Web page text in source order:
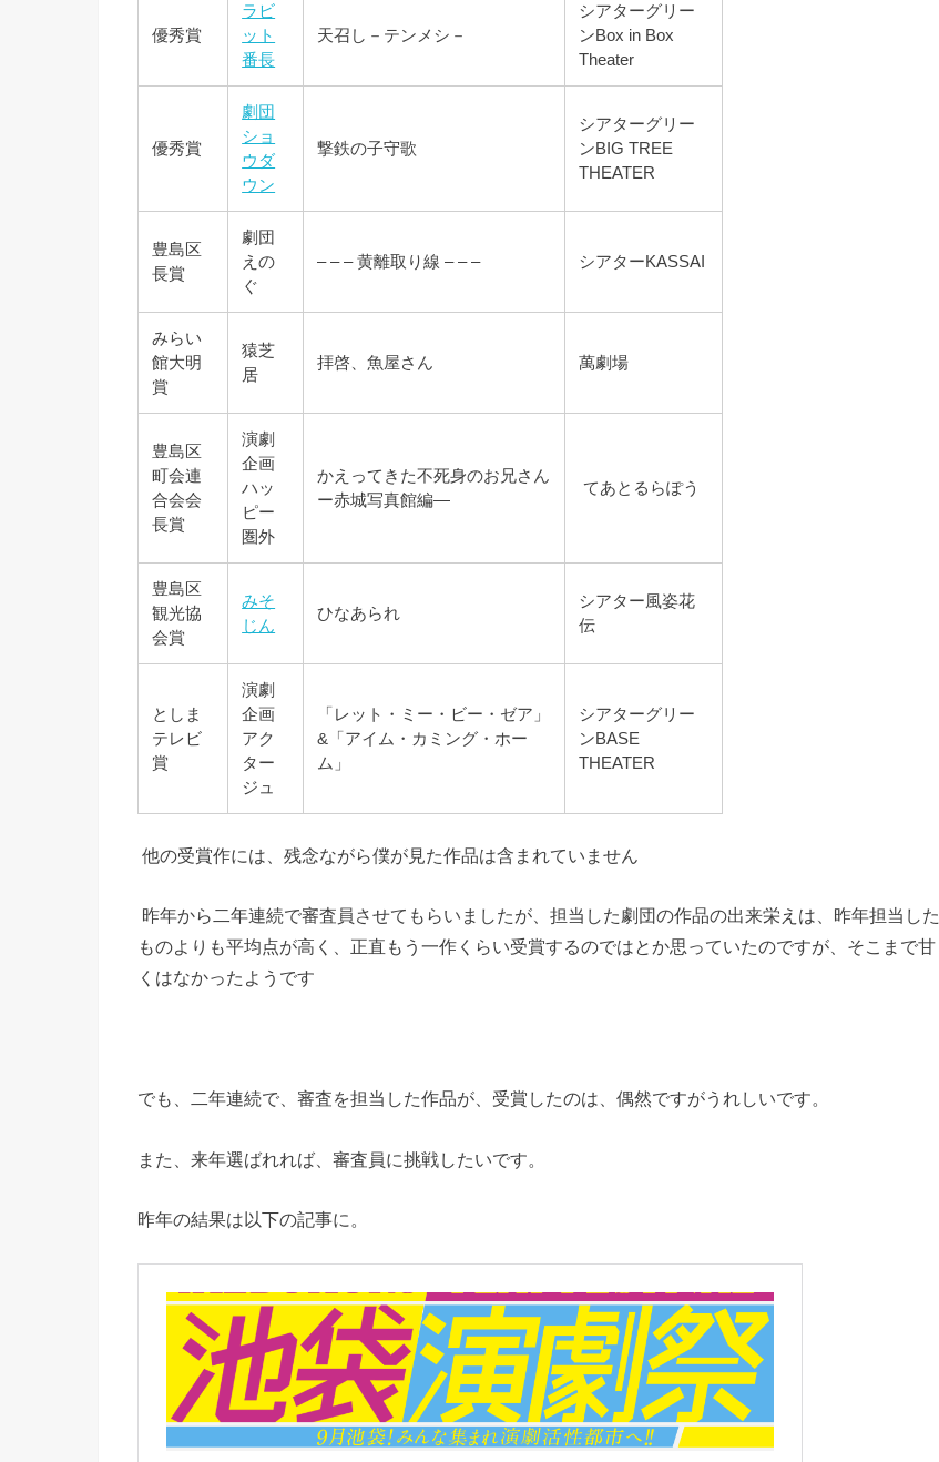
優秀賞
ラビ
ット
番長
天召し－テンメシ－
シアターグリー
ンBox in Box
Theater
優秀賞
劇団
ショ
ウダ
ウン
撃鉄の子守歌
シアターグリー
ンBIG TREE
THEATER
豊島区
長賞
劇団
えの
ぐ
– – – 黄離取り線 – – – シアターKASSAI
みらい
館大明
賞
猿芝
居
拝啓、魚屋さん 萬劇場
豊島区
町会連
合会会
長賞
演劇
企画
ハッ
ピー
圏外
かえってきた不死身のお兄さん
ー赤城写真館編―
てあとるらぽう
豊島区
観光協
会賞
みそ
じん
ひなあられ
シアター風姿花
伝
としま
テレビ
賞
演劇
企画
アク
ター
ジュ
「レット・ミー・ビー・ゼア」
&「アイム・カミング・ホー
ム」
シアターグリー
ンBASE
THEATER
他の受賞作には、残念ながら僕が見た作品は含まれていません
昨年から二年連続で審査員させてもらいましたが、担当した劇団の作品の出来栄えは、昨年担当した
ものよりも平均点が高く、正直もう一作くらい受賞するのではとか思っていたのですが、そこまで甘
くはなかったようです
でも、二年連続で、審査を担当した作品が、受賞したのは、偶然ですがうれしいです。
また、来年選ばれれば、審査員に挑戦したいです。
昨年の結果は以下の記事に。